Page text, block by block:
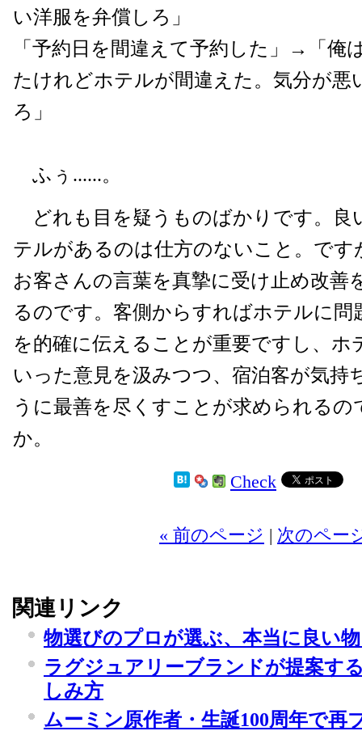
い洋服を弁償しろ」
「予約日を間違えて予約した」→「俺
たけれどホテルが間違えた。気分が悪
ろ」
ふぅ......。
どれも目を疑うものばかりです。良
テルがあるのは仕方のないこと。です
お客さんの言葉を真摯に受け止め改善
るのです。客側からすればホテルに問
を的確に伝えることが重要ですし、ホ
いった意見を汲みつつ、宿泊客が気持
うに最善を尽くすことが求められる
か。
Check
« 前のページ | 次のペー
関連リンク
物選びのプロが選ぶ、本当に良い
ラグジュアリーブランドが提案す
しみ方
ムーミン原作者・生誕100周年で再